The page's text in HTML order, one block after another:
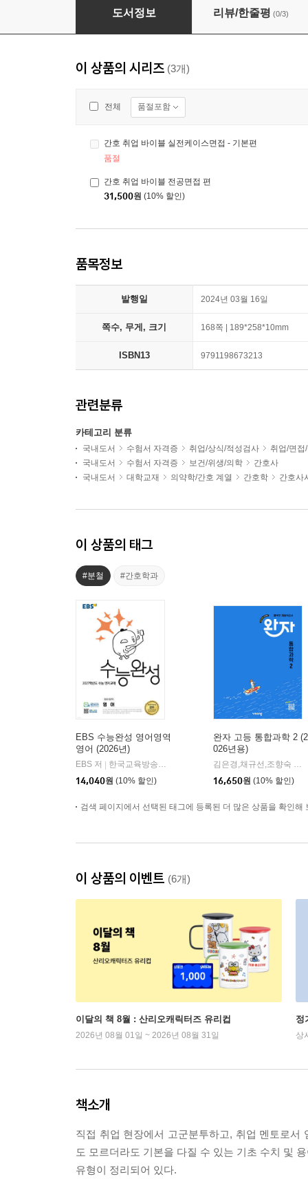
간호 취업 바이블 실전케이스면접 - 심화편
도서정보 리뷰/한줄평 (0/3)
이 상품의 시리즈 (3개)
전체 품절포함
간호 취업 바이블 실전케이스면접 - 기본편
품절
간호 취업 바이블 전공면접 편
31,500원 (10% 할인)
품목정보
발행일 2024년 03월 16일
쪽수, 무게, 크기 168쪽 | 189*258*10mm
ISBN13 9791198673213
관련분류
카테고리 분류
국내도서 수험서 자격증 취업/상식/적성검사
취업/면접
국내도서
수험서 자격증 보건/위생/의학
간호사
국내도서
대학교재 의약학/간호 계열 간호학 간호사
이 상품의 태그
#분철 #간호학과
EBS 수능완성 영어영역
영어 (2026년)
EBS 저
한국교육방송공사
14,040원 (10% 할인)
완자 고등 통합과학 2 (2
026년용)
김은경,채규선,조향숙 등저
16,650원 (10% 할인)
검색 페이지에서 선택된 태그에 등록된 더 많은 상품을 확인해
이 상품의 이벤트 (6개)
이달의 책 8월 : 산리오캐릭터즈 유리컵
2026년 08월 01일 ~ 2026년 08월 31일
정
상
책소개
직접 취업 현장에서 고군분투하고, 취업 멘토로
도 모르더라도 기본을 다질 수 있는 기초 수치 및
유형이 정리되어 있다.